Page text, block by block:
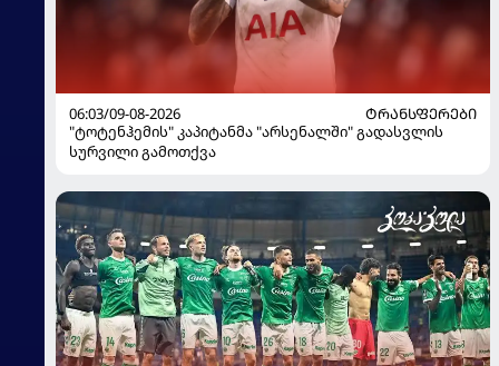
06:03/09-08-2026
ᲢᲠᲐᲜᲡᲤᲔᲠᲔᲑᲘ
"ტოტენჰემის" კაპიტანმა "არსენალში" გადასვლის
სურვილი გამოთქვა